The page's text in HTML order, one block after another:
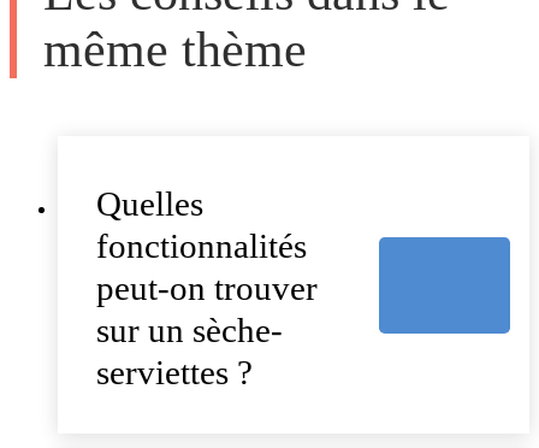
même thème
Quelles
fonctionnalités
peut-on trouver
sur un sèche-
serviettes ?